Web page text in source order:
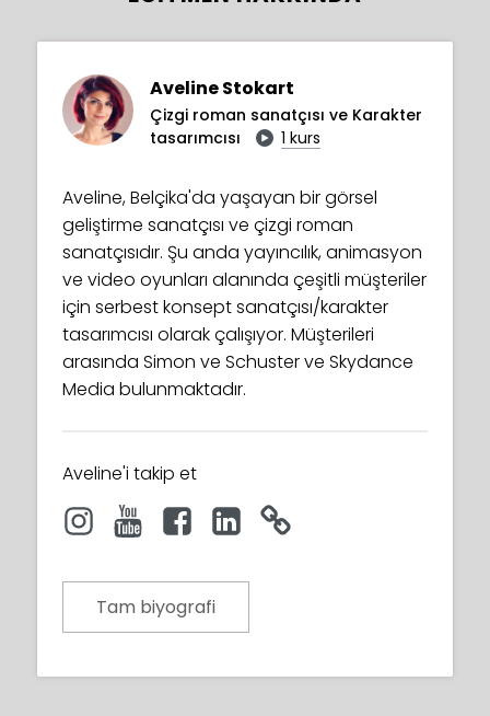
Aveline Stokart
Çizgi roman sanatçısı ve Karakter
tasarımcısı
1 kurs
Aveline, Belçika'da yaşayan bir görsel
geliştirme sanatçısı ve çizgi roman
sanatçısıdır. Şu anda yayıncılık, animasyon
ve video oyunları alanında çeşitli müşteriler
için serbest konsept sanatçısı/karakter
tasarımcısı olarak çalışıyor. Müşterileri
arasında Simon ve Schuster ve Skydance
Media bulunmaktadır.
Aveline'i takip et
Tam biyografi